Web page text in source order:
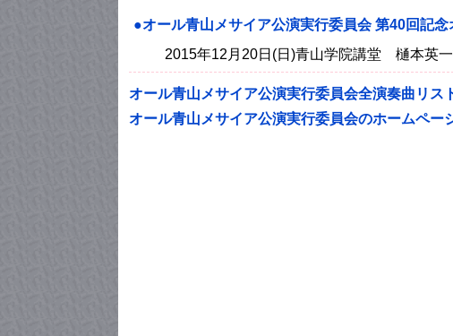
●オール青山メサイア公演実行委員会 第40回記
2015年12月20日(日)青山学院講堂 樋本英
オール青山メサイア公演実行委員会全演奏曲リス
オール青山メサイア公演実行委員会のホームペー